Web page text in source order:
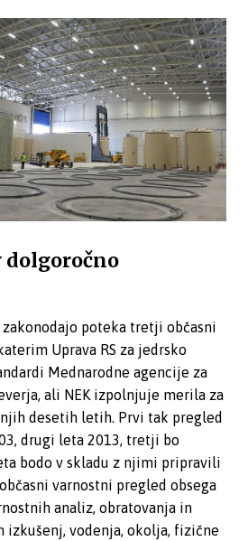
dolgoročno
zakonodajo poteka tretji občasni
Uprava RS za jedrsko
Mednarodne agencije za
ali NEK izpolnjuje merila za
desetih letih. Prvi tak pregled
drugi leta 2013, tretji bo
bodo v skladu z njimi pripravili
varnostni pregled obsega
analiz, obratovanja in
izkušenj, vodenja, okolja, fizične